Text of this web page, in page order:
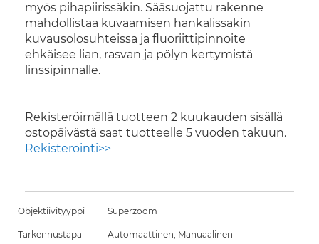
myös pihapiirissäkin. Sääsuojattu rakenne
mahdollistaa kuvaamisen hankalissakin
kuvausolosuhteissa ja fluoriittipinnoite
ehkäisee lian, rasvan ja pölyn kertymistä
linssipinnalle.
Rekisteröimällä tuotteen 2 kuukauden sisällä
ostopäivästä saat tuotteelle 5 vuoden takuun.
Rekisteröinti>>
Objektiivityyppi Superzoom
Tarkennustapa Automaattinen, Manuaalinen